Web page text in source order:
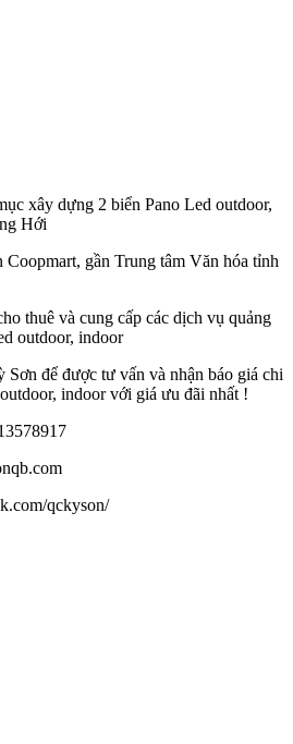
xây dựng 2 biển Pano Led outdoor,
Hới
gần Trung tâm Văn hóa tỉnh
thuê và cung cấp các dịch vụ quảng
outdoor, indoor
để được tư vấn và nhận báo giá chi
indoor với giá ưu đãi nhất !
qckyson/